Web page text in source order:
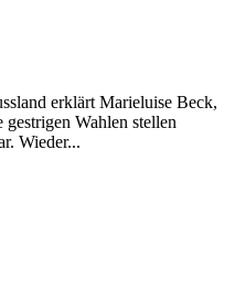
erklärt Marieluise Beck,
Wahlen stellen
Wieder...